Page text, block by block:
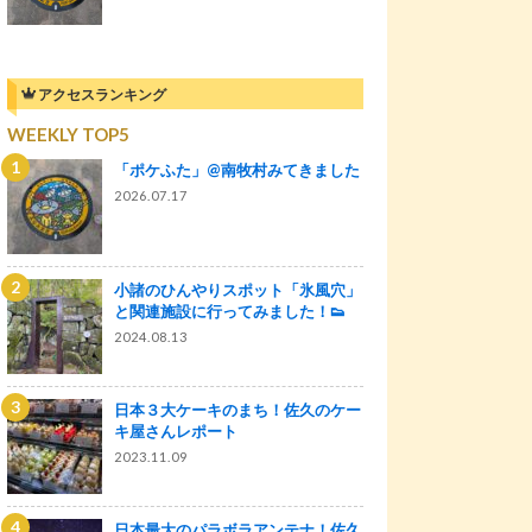
アクセスランキング
WEEKLY TOP5
「ポケふた」@南牧村みてきました
2026.07.17
小諸のひんやりスポット「氷風穴」
と関連施設に行ってみました！👟
2024.08.13
日本３大ケーキのまち！佐久のケー
キ屋さんレポート
2023.11.09